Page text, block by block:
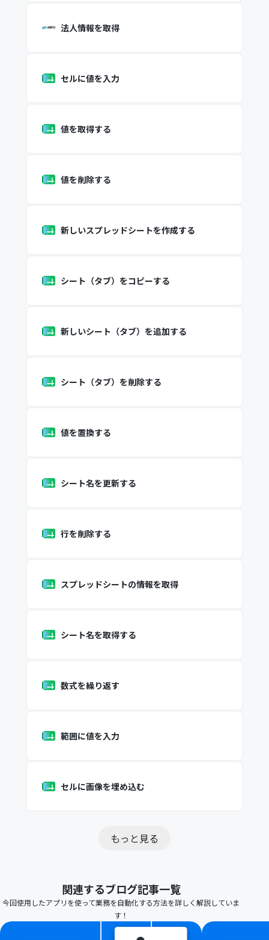
法人情報を取得
セルに値を入力
値を取得する
値を削除する
新しいスプレッドシートを作成する
シート（タブ）をコピーする
新しいシート（タブ）を追加する
シート（タブ）を削除する
値を置換する
シート名を更新する
行を削除する
スプレッドシートの情報を取得
シート名を取得する
数式を繰り返す
範囲に値を入力
セルに画像を埋め込む
もっと見る
関連するブログ記事一覧
今回使用したアプリを使って業務を自動化する方法を詳しく解説していま
す！